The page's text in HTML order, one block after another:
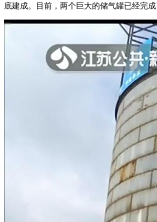
底建成。目前，两个巨大的储气罐已经完成